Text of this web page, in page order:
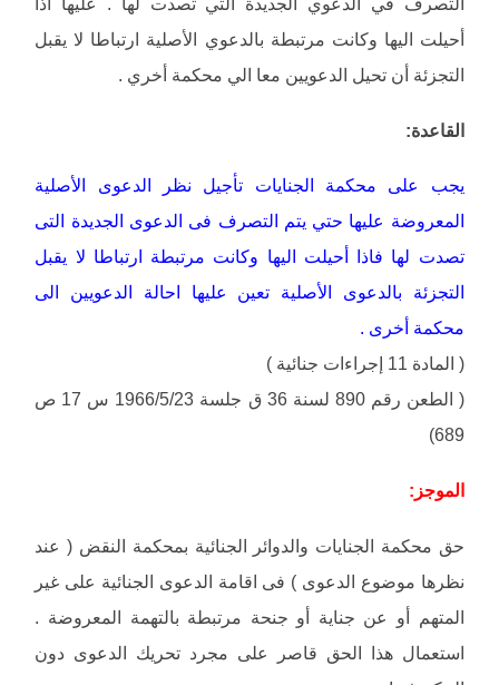
أحيلت اليها وكانت مرتبطة بالدعوي الأصلية ارتباطا لا يقبل
التجزئة أن تحيل الدعويين معا الي محكمة أخري .
القاعدة:
يجب على محكمة الجنايات تأجيل نظر الدعوى الأصلية
المعروضة عليها حتي يتم التصرف فى الدعوى الجديدة التى
تصدت لها فاذا أحيلت اليها وكانت مرتبطة ارتباطا لا يقبل
التجزئة بالدعوى الأصلية تعين عليها احالة الدعويين الى
محكمة أخرى .
( المادة 11 إجراءات جنائية )
( الطعن رقم 890 لسنة 36 ق جلسة 1966/5/23 س 17 ص
689)
الموجز:
حق محكمة الجنايات والدوائر الجنائية بمحكمة النقض ( عند
نظرها موضوع الدعوى ) فى اقامة الدعوى الجنائية على غير
المتهم أو عن جناية أو جنحة مرتبطة بالتهمة المعروضة .
استعمال هذا الحق قاصر على مجرد تحريك الدعوى دون